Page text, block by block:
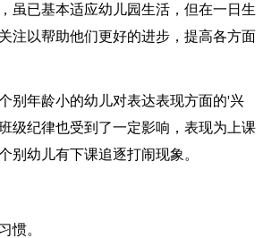
虽已基本适应幼儿园生活，但在一日生
注以帮助他们更好的进步，提高各方面
别年龄小的幼儿对表达表现方面的'兴
级纪律也受到了一定影响，表现为上课
别幼儿有下课追逐打闹现象。
惯。